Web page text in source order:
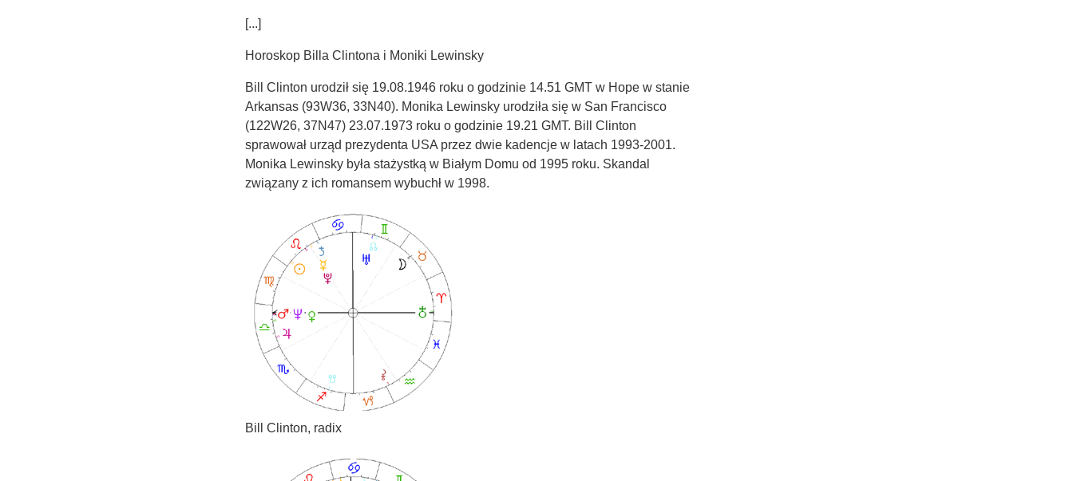
[...]
Horoskop Billa Clintona i Moniki Lewinsky
Bill Clinton urodził się 19.08.1946 roku o godzinie 14.51 GMT w Hope w stanie
Arkansas (93W36, 33N40). Monika Lewinsky urodziła się w San Francisco
(122W26, 37N47) 23.07.1973 roku o godzinie 19.21 GMT. Bill Clinton
sprawował urząd prezydenta USA przez dwie kadencje w latach 1993-2001.
Monika Lewinsky była stażystką w Białym Domu od 1995 roku. Skandal
związany z ich romansem wybuchł w 1998.
Bill Clinton, radix